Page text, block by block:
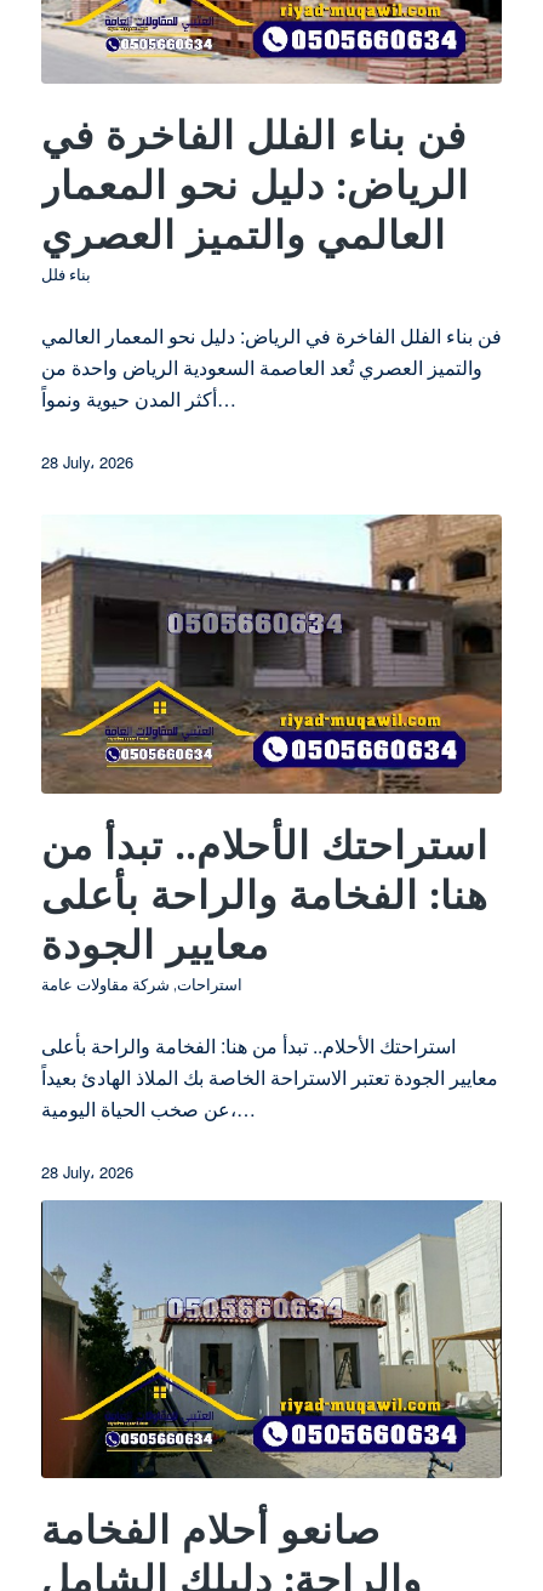
فن بناء الفلل الفاخرة في
الرياض: دليل نحو المعمار
العالمي والتميز العصري
بناء فلل
فن بناء الفلل الفاخرة في الرياض: دليل نحو المعمار العالمي
والتميز العصري تُعد العاصمة السعودية الرياض واحدة من
أكثر المدن حيوية ونمواً…
28 July، 2026
استراحتك الأحلام.. تبدأ من
هنا: الفخامة والراحة بأعلى
معايير الجودة
استراحات, شركة مقاولات عامة
استراحتك الأحلام.. تبدأ من هنا: الفخامة والراحة بأعلى
معايير الجودة تعتبر الاستراحة الخاصة بك الملاذ الهادئ بعيداً
عن صخب الحياة اليومية،…
28 July، 2026
صانعو أحلام الفخامة
والراحة: دليلك الشامل